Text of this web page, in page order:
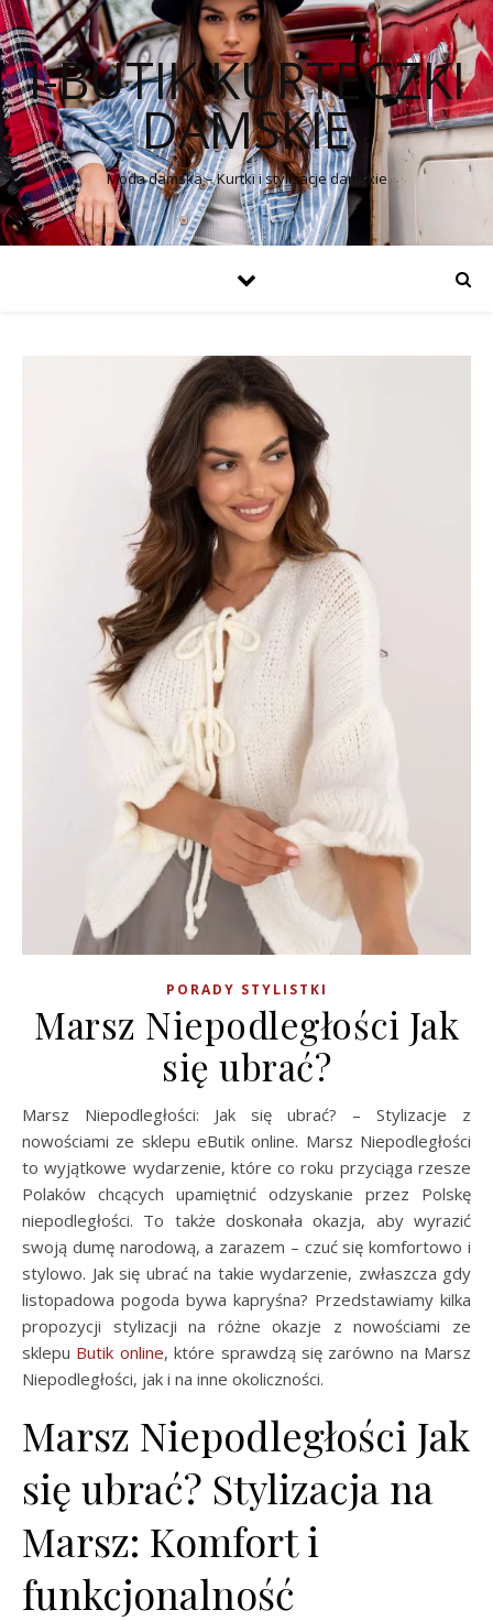
I-BUTIK KURTECZKI
DAMSKIE
Moda damska – Kurtki i stylizacje damskie
PORADY STYLISTKI
Marsz Niepodległości Jak
się ubrać?
Marsz Niepodległości: Jak się ubrać? – Stylizacje z
nowościami ze sklepu eButik online. Marsz Niepodległości
to wyjątkowe wydarzenie, które co roku przyciąga rzesze
Polaków chcących upamiętnić odzyskanie przez Polskę
niepodległości. To także doskonała okazja, aby wyrazić
swoją dumę narodową, a zarazem – czuć się komfortowo i
stylowo. Jak się ubrać na takie wydarzenie, zwłaszcza gdy
listopadowa pogoda bywa kapryśna? Przedstawiamy kilka
propozycji stylizacji na różne okazje z nowościami ze
sklepu Butik online, które sprawdzą się zarówno na Marsz
Niepodległości, jak i na inne okoliczności.
Marsz Niepodległości Jak
się ubrać? Stylizacja na
Marsz: Komfort i
funkcjonalność